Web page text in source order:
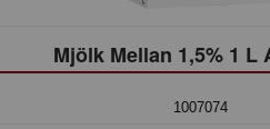
Mjölk Mellan 1,5% 1 L
1007074